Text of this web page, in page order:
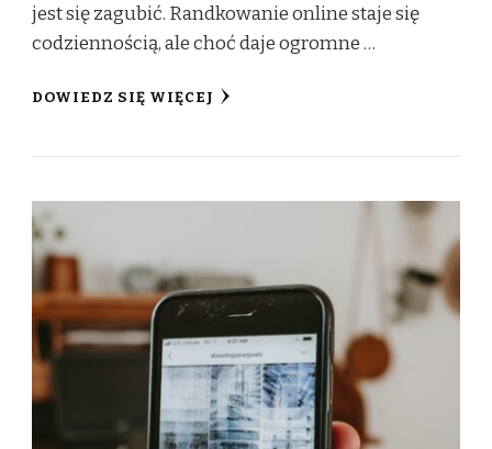
jest się zagubić. Randkowanie online staje się
codziennością, ale choć daje ogromne …
DOWIEDZ SIĘ WIĘCEJ